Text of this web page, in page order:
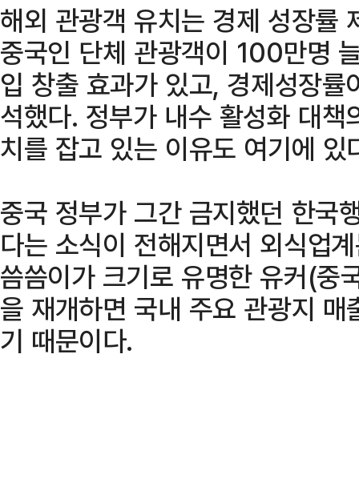
해외 관광객 유치는 경제 성장률
중국인 단체 관광객이 100만명
입 창출 효과가 있고, 경제성장
석했다. 정부가 내수 활성화 대
치를 잡고 있는 이유도 여기에 있
중국 정부가 그간 금지했던 한국
다는 소식이 전해지면서 외식업
씀씀이가 크기로 유명한 유커(중
을 재개하면 국내 주요 관광지
기 때문이다.